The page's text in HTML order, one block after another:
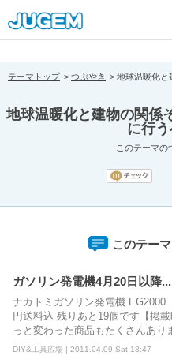
[pear_error:
prefix="" info=""]
テーマトップ つぶやき 地球温暖化と
地球温暖化と建物の関係
に行う
このテーマの
このテー
ガソリン発電機4月20日以降...
ナカトミガソリン発電機
円送料込 残りあと19個です【掲
っと変わった商品もたくさんあり
DIY&工具広場 | 2011.04.09 Sat 13:47